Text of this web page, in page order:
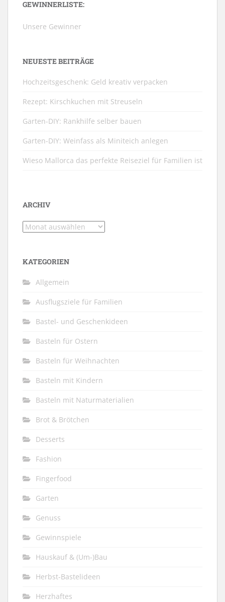
GEWINNERLISTE:
Unsere Gewinner
NEUESTE BEITRÄGE
Hochzeitsgeschenk: Geld kreativ verpacken
Rezept: Kirschkuchen mit Streuseln
Garten-DIY: Rankhilfe selber bauen
Garten-DIY: Weinfass als Miniteich anlegen
Wieso Mallorca das perfekte Reiseziel für Familien ist
ARCHIV
Archiv
KATEGORIEN
Allgemein
Ausflugsziele für Familien
Bastel- und Geschenkideen
Basteln für Ostern
Basteln für Weihnachten
Basteln mit Kindern
Basteln mit Naturmaterialien
Brot & Brötchen
Desserts
Fashion
Fingerfood
Garten
Genuss
Gewinnspiele
Hauskauf & (Um-)Bau
Herbst-Bastelideen
Herzhaftes